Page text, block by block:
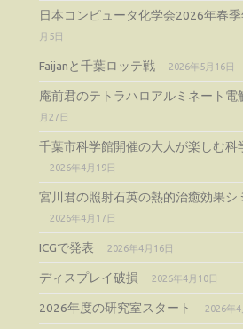
日本コンピュータ化学会2026年春
月5日
Faijanと千葉ロッテ戦 2026年5月16日
庵前君のテトラハロアルミネート電
月27日
千葉市科学館開催の大人が楽しむ科
2026年4月19日
宮川君の照射石英の熱的治癒効果シ
2026年4月17日
ICGで発表 2026年4月16日
ディスプレイ破損 2026年4月10日
2026年度の研究室スタート 2026年4